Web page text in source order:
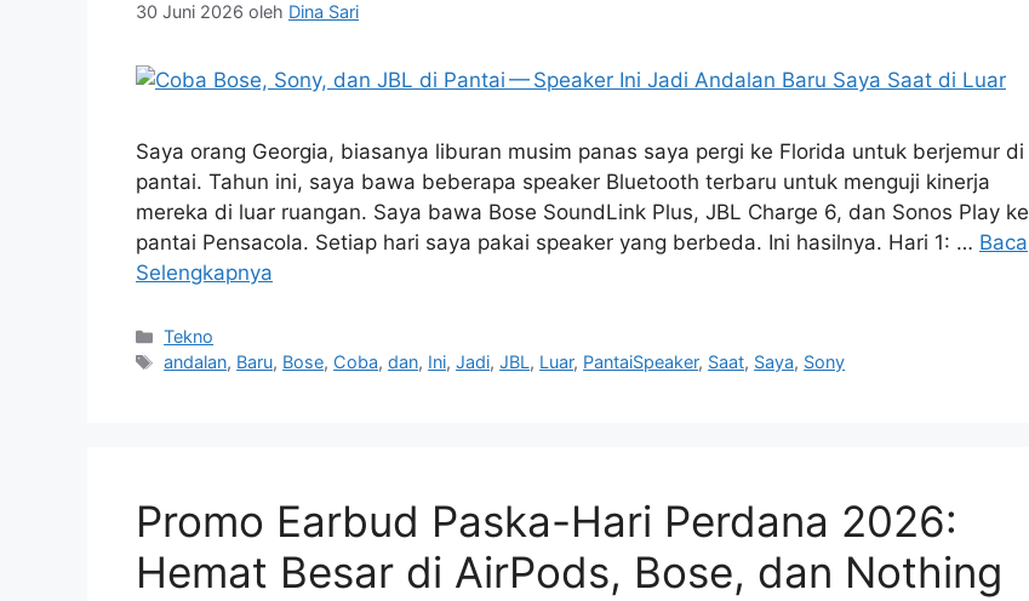
30 Juni 2026 oleh Dina Sari
Saya orang Georgia, biasanya liburan musim panas saya pergi ke Florida untuk berjemur di
pantai. Tahun ini, saya bawa beberapa speaker Bluetooth terbaru untuk menguji kinerja
mereka di luar ruangan. Saya bawa Bose SoundLink Plus, JBL Charge 6, dan Sonos Play ke
pantai Pensacola. Setiap hari saya pakai speaker yang berbeda. Ini hasilnya. Hari 1: … Baca
Selengkapnya
Kategori
Tekno
Tag
andalan, Baru, Bose, Coba,dan, Ini,Jadi,JBL, Luar, PantaiSpeaker, Saat, Saya, Sony
Promo Earbud Paska-Hari Perdana 2026:
Hemat Besar di AirPods, Bose, dan Nothing